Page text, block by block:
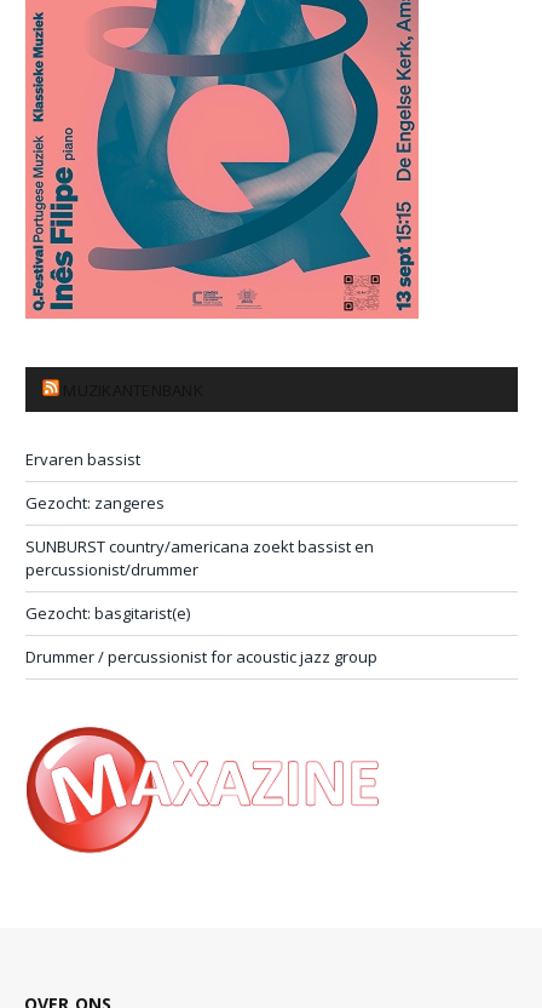
Ervaren bassist
Gezocht: zangeres
SUNBURST country/americana zoekt bassist en
percussionist/drummer
Gezocht: basgitarist(e)
Drummer / percussionist for acoustic jazz group